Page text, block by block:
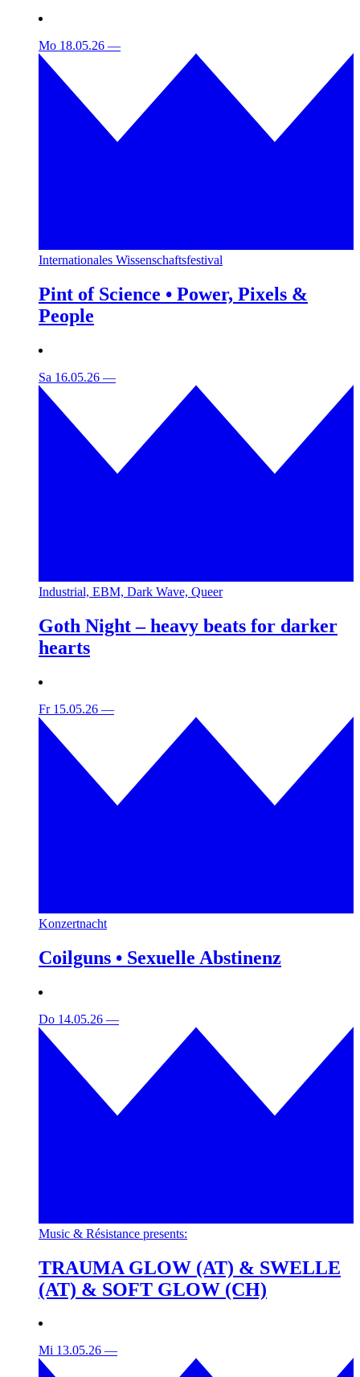
Mo 18.05.26 —
Internationales Wissenschaftsfestival
Pint of Science • Power, Pixels &
People
Sa 16.05.26 —
Industrial, EBM, Dark Wave, Queer
Goth Night – heavy beats for darker
hearts
Fr 15.05.26 —
Konzertnacht
Coilguns • Sexuelle Abstinenz
Do 14.05.26 —
Music & Résistance presents:
TRAUMA GLOW (AT) & SWELLE
(AT) & SOFT GLOW (CH)
Mi 13.05.26 —